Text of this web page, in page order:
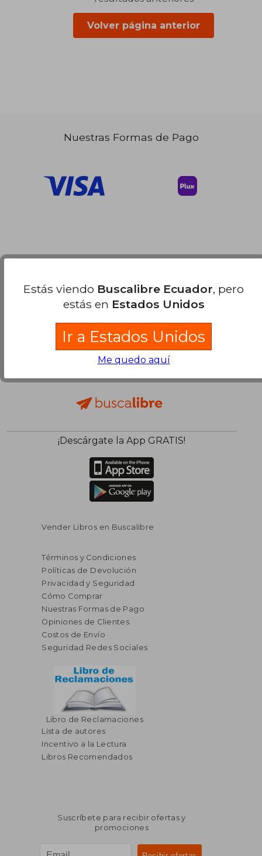
Volver página anterior
Nuestras Formas de Pago
¡Descárgate la App GRATIS!
Vender Libros en Buscalibre
Términos y Condiciones
Políticas de Devolución
Privacidad y Seguridad
Cómo Comprar
Nuestras Formas de Pago
Opiniones de Clientes
Costos de Envío
Seguridad Redes Sociales
Libro de Reclamaciones
Lista de autores
Incentivo a la Lectura
Libros Recomendados
Suscríbete para recibir ofertas y
promociones
Estás viendo Buscalibre Ecuador, pero
estás en Estados Unidos
Ir a Estados Unidos
Me quedo aquí